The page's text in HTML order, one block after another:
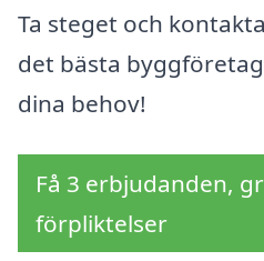
Ta steget och
det bästa
dina behov!
Få 3 erbjudanden,
förpliktelser